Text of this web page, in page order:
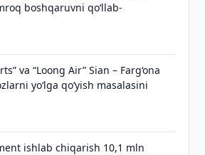
boshqaruvni qo‘llab-
va “Loong Air” Sian – Farg‘ona
yo‘lga qo‘yish masalasini
ishlab chiqarish 10,1 mln